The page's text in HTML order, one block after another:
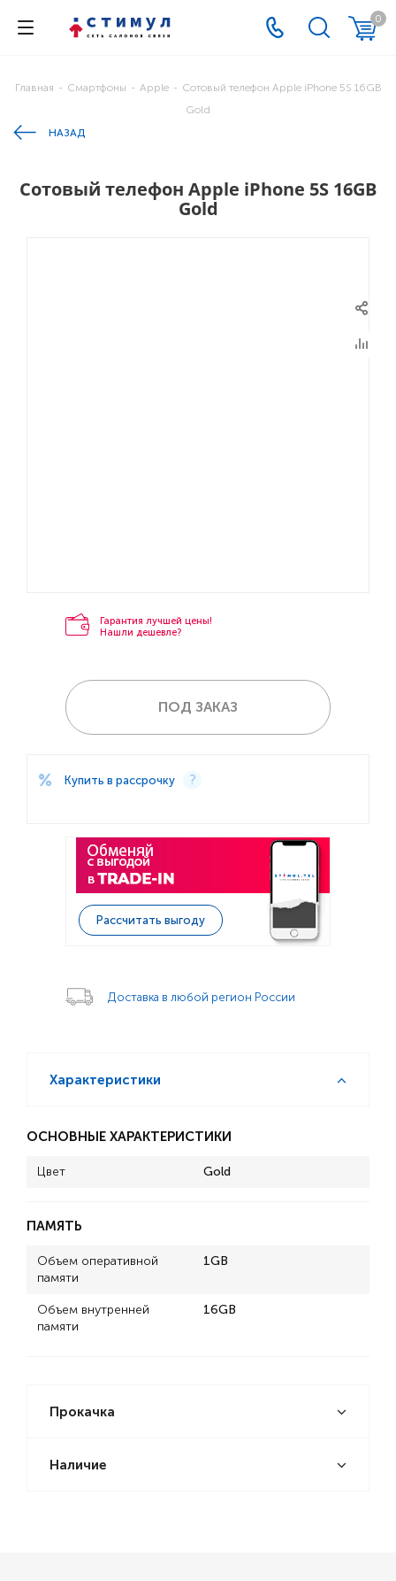
0
Главная - Смартфоны - Apple - Сотовый телефон Apple iPhone 5S 16GB
Gold
НАЗАД
Сотовый телефон Apple iPhone 5S 16GB
Gold
Гарантия лучшей цены!
Нашли дешевле?
ПОД ЗАКАЗ
Купить в рассрочку
Рассчитать выгоду
Доставка в любой регион России
Характеристики
ОСНОВНЫЕ ХАРАКТЕРИСТИКИ
Цвет Gold
ПАМЯТЬ
Объем оперативной
памяти
1GB
Объем внутренней
памяти
16GB
Прокачка
Наличие